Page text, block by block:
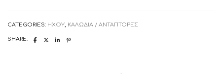
cable
(L11
CATEGORIES: ΗΧΟΥ, ΚΑΛΩΔΙΑ / ΑΝΤΑΠΤΟΡΕΣ
SHARE: